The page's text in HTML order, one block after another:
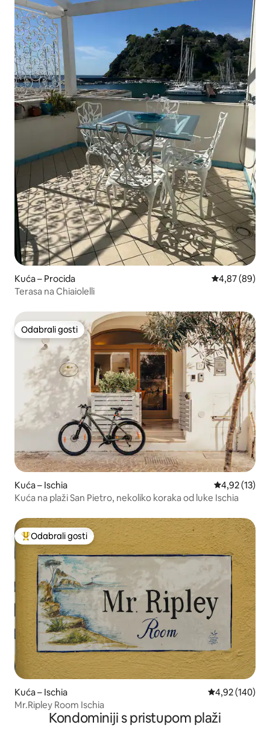
Kuća – Procida Prosječna
4,87 (89)
Terasa na Chiaiolelli
Odabrali gosti
Odabrali gosti
Kuća – Ischia Prosječna
4,92 (13)
Kuća na plaži San Pietro, nekoliko koraka od luke Ischia
Među najviše rangiranima s oznakom „Odabrali gosti”
Odabrali gosti
Kuća – Ischia Prosječna
4,92 (140)
Mr.Ripley Room Ischia
Kondominiji s pristupom plaži